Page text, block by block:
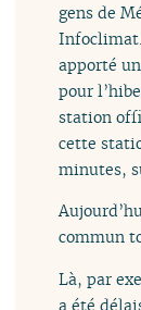
gens de
Infoclimat.
apporté
pour
station
cette
minutes,
commun
Là, par
a été